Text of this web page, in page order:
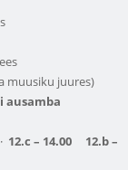
muusiku juures)
ausamba
· 12.c – 14.00
12.b –